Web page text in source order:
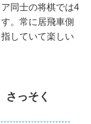
同士の将棋では4
。常に居飛車側
していて楽しい
さっそく